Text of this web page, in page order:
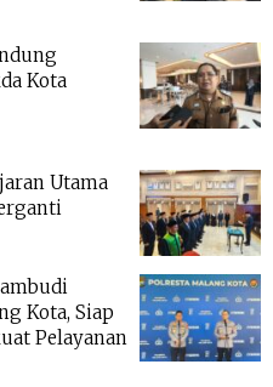
Kota
Utama
Kota, Siap
Pelayanan